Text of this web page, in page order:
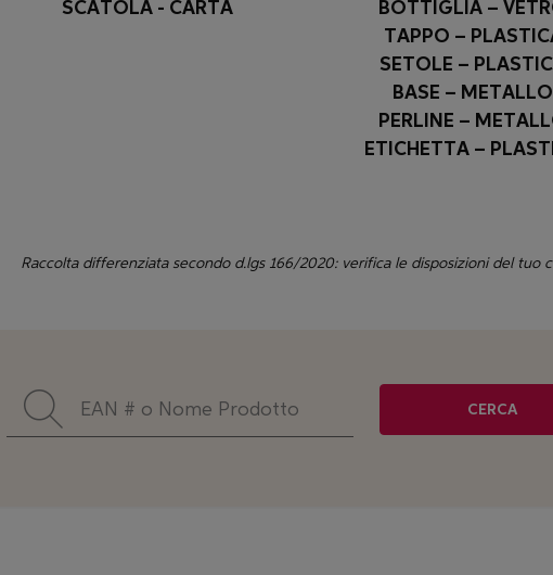
SCATOLA - CARTA
BOTTIGLIA –
TAPPO –
SETOLE –
BASE – METALLO
PERLINE –
ETICHETTA –
Raccolta differenziata secondo d.lgs 166/2020: verifica le disposizioni del tuo
CERCA